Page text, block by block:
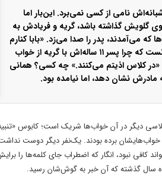
نامی از کسی نمی‌برد. این‌بار اما
گلویش گذاشته باشد، گریه و فریادش به
می‌آمدند، پدر را صدا می‌زد. «بابا کنارم
بمان تا خوابم ببرد.» مادرش هنوز نمی‌دانست که چرا پسر ۱۱ ساله‌اش با گریه از خواب
«در کلاس اذیتم می‌کنند.» چه کسی؟ همانی
نشان دهد، اما نیامده بود.
دیگر در آن خواب‌ها شریک است؛ کابوس «تنبیه
خواب‌هایشان برده بودند. یک‌نفر دیگر دوست
نبود، انگار که اضطراب جای کلمه‌ها را
سال گذشته که آن خبر به گوش‌شان رسید.